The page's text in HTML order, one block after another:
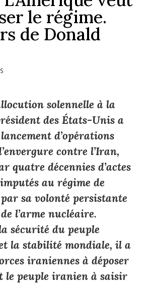
le régime.
de Donald
solennelle à la
des États-Unis a
d’opérations
contre l’Iran,
quatre décennies d’actes
au régime de
sa volonté persistante
l’arme nucléaire.
sécurité du peuple
la stabilité mondiale, il a
iraniennes à déposer
le peuple iranien à saisir